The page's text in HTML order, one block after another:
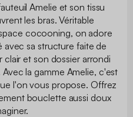
Amelie et son tissu
les bras. Véritable
cocooning, on adore
avec sa structure faite de
et son dossier arrondi
la gamme Amelie, c'est
l'on vous propose. Offrez
bouclette aussi doux